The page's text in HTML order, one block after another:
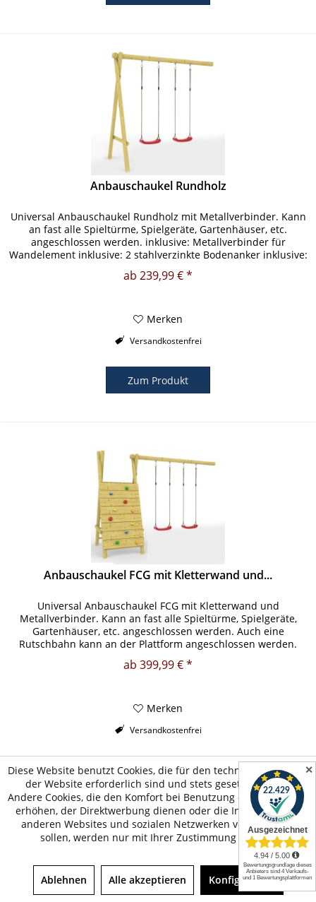
Anbauschaukel Rundholz
Universal Anbauschaukel Rundholz mit Metallverbinder. Kann
an fast alle Spieltürme, Spielgeräte, Gartenhäuser, etc.
angeschlossen werden. inklusive: Metallverbinder für
Wandelement inklusive: 2 stahlverzinkte Bodenanker inklusive:
ab 239,99 € *
Merken
Versandkostenfrei
Zum Produkt
Anbauschaukel FCG mit Kletterwand und...
Universal Anbauschaukel FCG mit Kletterwand und
Metallverbinder. Kann an fast alle Spieltürme, Spielgeräte,
Gartenhäuser, etc. angeschlossen werden. Auch eine
Rutschbahn kann an der Plattform angeschlossen werden.
ab 399,99 € *
Merken
Versandkostenfrei
Zum Produkt ✕
Diese Website benutzt Cookies, die für den technischen Betrieb
der Website erforderlich sind und stets gesetzt werden.
Andere Cookies, die den Komfort bei Benutzung dieser Website
erhöhen, der Direktwerbung dienen oder die Interaktion mit
anderen Websites und sozialen Netzwerken vereinfachen
sollen, werden nur mit Ihrer Zustimmung gesetzt.
Ablehnen Alle akzeptieren Konfigurieren